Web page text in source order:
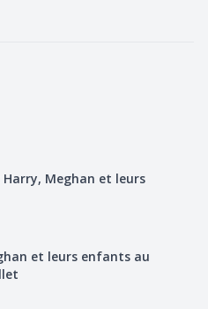
Meghan et leurs
et leurs enfants au